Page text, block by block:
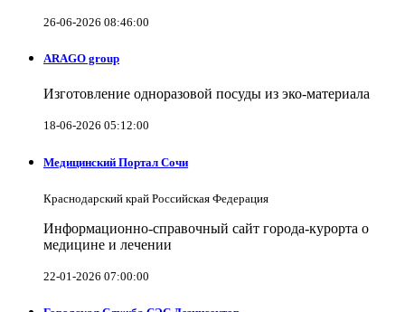
26-06-2026 08:46:00
ARAGO group
Изготовление одноразовой посуды из эко-материала
18-06-2026 05:12:00
Медицинский Портал Сочи
Краснодарский край Российская Федерация
Информационно-справочный сайт города-курорта о
медицине и лечении
22-01-2026 07:00:00